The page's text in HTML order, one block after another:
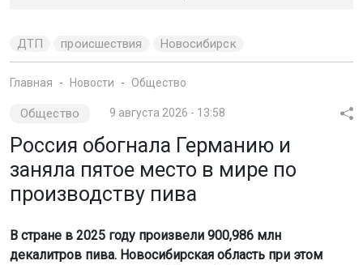
ДТП происшествия Новосибирск
Главная Новости Общество
Общество 9 августа 2026 - 13:58
Россия обогнала Германию и
заняла пятое место в мире по
производству пива
В стране в 2025 году произвели 900,986 млн
декалитров пива. Новосибирская область при этом